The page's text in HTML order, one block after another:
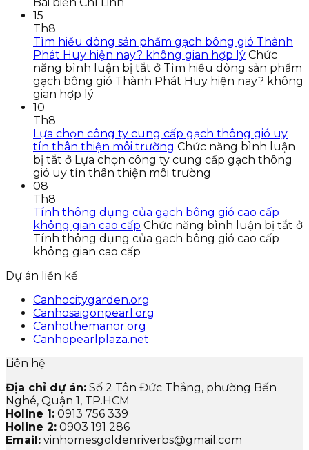
15
Th8
Tìm hiểu dòng sản phẩm gạch bông gió Thành
Phát Huy hiện nay? không gian hợp lý Chức
năng bình luận bị tắt ở Tìm hiểu dòng sản phẩm
gạch bông gió Thành Phát Huy hiện nay? không
gian hợp lý
10
Th8
Lựa chọn công ty cung cấp gạch thông gió uy
tín thân thiện môi trường Chức năng bình luận
bị tắt ở Lựa chọn công ty cung cấp gạch thông
gió uy tín thân thiện môi trường
08
Th8
Tính thông dụng của gạch bông gió cao cấp
không gian cao cấp Chức năng bình luận bị tắt ở
Tính thông dụng của gạch bông gió cao cấp
không gian cao cấp
Dự án liền kề
Canhocitygarden.org
Canhosaigonpearl.org
Canhothemanor.org
Canhopearlplaza.net
Liên hệ
Địa chỉ dự án: Số 2 Tôn Đức Thắng, phường Bến
Nghé, Quận 1, TP.HCM
Holine 1: 0913 756 339
Holine 2: 0903 191 286
Email: vinhomesgoldenriverbs@gmail.com